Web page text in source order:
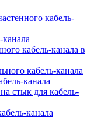
кабель-
кабель-канала в
кабель-канала
канала
стык для кабель-
канала